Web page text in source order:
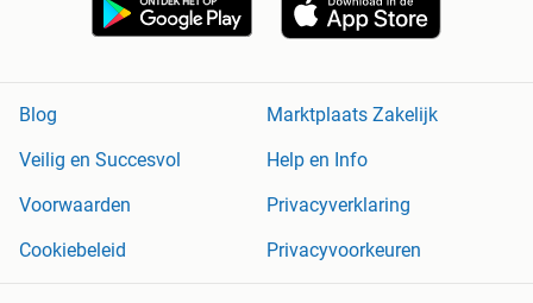
Blog
Marktplaats Zakelijk
Veilig en Succesvol
Help en Info
Voorwaarden
Privacyverklaring
Cookiebeleid
Privacyvoorkeuren